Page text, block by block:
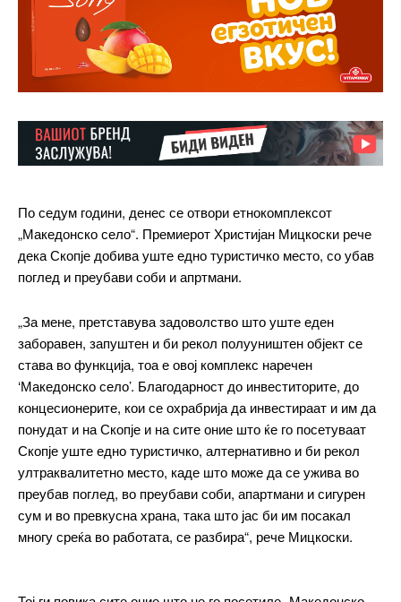
По седум години, денес се отвори етнокомплексот
„Македонско село“. Премиерот Христијан Мицкоски рече
дека Скопје добива уште едно туристичко место, со убав
поглед и преубави соби и апртмани.
„За мене, претставува задоволство што уште еден
заборавен, запуштен и би рекол полууништен објект се
става во функција, тоа е овој комплекс наречен
‘Македонско село’. Благодарност до инвеститорите, до
концесионерите, кои се охрабрија да инвестираат и им да
понудат и на Скопје и на сите оние што ќе го посетуваат
Скопје уште едно туристичко, алтернативно и би рекол
ултраквалитетно место, каде што може да се ужива во
преубав поглед, во преубави соби, апартмани и сигурен
сум и во превкусна храна, така што јас би им посакал
многу среќа во работата, се разбира“, рече Мицкоски.